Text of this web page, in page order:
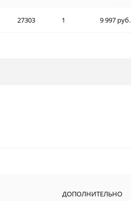
27303 1 9 997 руб.
ДОПОЛНИТЕЛЬНО